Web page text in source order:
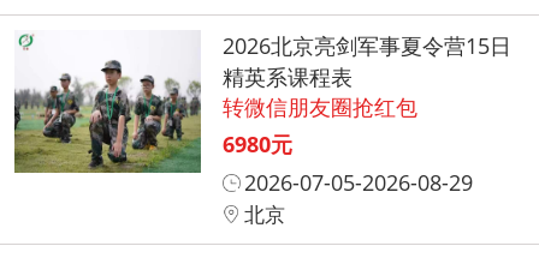
2026北京亮剑军事夏令营15日
精英系课程表
转微信朋友圈抢红包
6980元
2026-07-05-2026-08-29
北京